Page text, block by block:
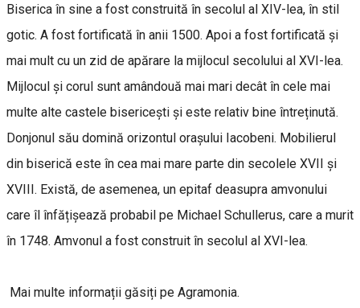
Biserica în sine a fost construită în secolul al XIV-lea, în stil
gotic. A fost fortificată în anii 1500. Apoi a fost fortificată și
mai mult cu un zid de apărare la mijlocul secolului al XVI-lea.
Mijlocul și corul sunt amândouă mai mari decât în cele mai
multe alte castele bisericești și este relativ bine întreținută.
Donjonul său domină orizontul orașului Iacobeni. Mobilierul
din biserică este în cea mai mare parte din secolele XVII și
XVIII. Există, de asemenea, un epitaf deasupra amvonului
care îl înfățișează probabil pe Michael Schullerus, care a murit
în 1748. Amvonul a fost construit în secolul al XVI-lea.
Mai multe informații găsiți pe Agramonia.